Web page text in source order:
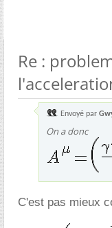
Re :
Envoyé par
On a donc
C'est pas mieux